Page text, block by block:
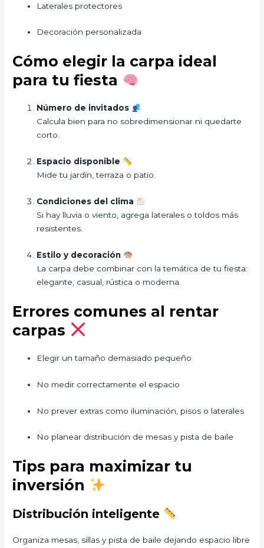
Laterales protectores
Decoración personalizada
Cómo elegir la carpa ideal
para tu fiesta
Número de invitados
Calcula bien para no sobredimensionar ni quedarte
corto.
Espacio disponible
Mide tu jardín, terraza o patio.
Condiciones del clima
Si hay lluvia o viento, agrega laterales o toldos más
resistentes.
Estilo y decoración
La carpa debe combinar con la temática de tu fiesta:
elegante, casual, rústica o moderna.
Errores comunes al rentar
carpas
Elegir un tamaño demasiado pequeño
No medir correctamente el espacio
No prever extras como iluminación, pisos o laterales
No planear distribución de mesas y pista de baile
Tips para maximizar tu
inversión
Distribución inteligente
Organiza mesas, sillas y pista de baile dejando espacio libre